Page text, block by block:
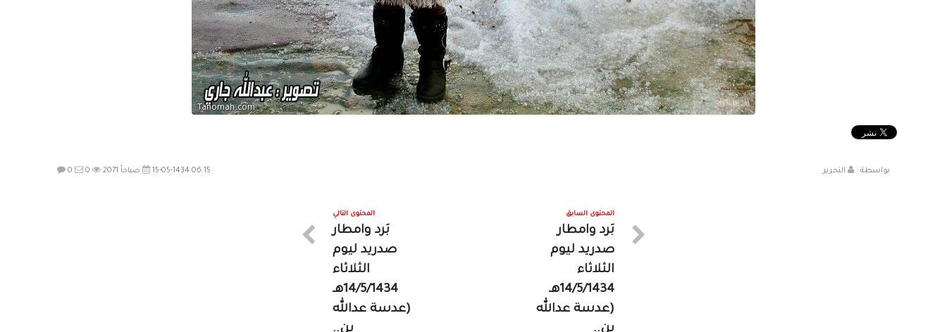
بواسطة : التحرير 15-05-1434 06:15 صباحاً 0 0 2071
المحتوى السابق
بَرد وامطار
صدريد ليوم
الثلاثاء
14/5/1434هـ
(عدسة عدالله
المحتوى التالي
بَرد وامطار
صدريد ليوم
الثلاثاء
14/5/1434هـ
(عدسة عدالله